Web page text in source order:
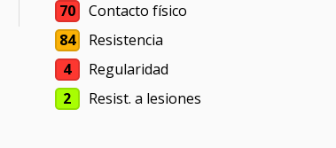
70
Contacto físico
84
Resistencia
4
Regularidad
2
Resist. a lesiones